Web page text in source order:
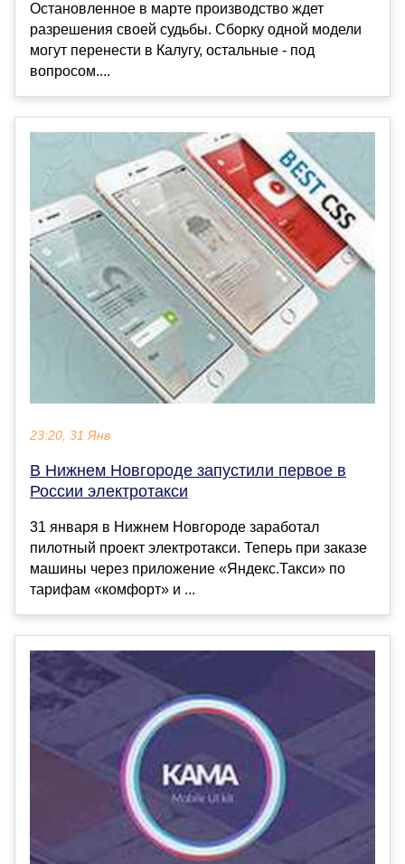
Остановленное в марте производство ждет
разрешения своей судьбы. Сборку одной модели
могут перенести в Калугу, остальные - под
вопросом....
23:20, 31 Янв
В Нижнем Новгороде запустили первое в
России электротакси
31 января в Нижнем Новгороде заработал
пилотный проект электротакси. Теперь при заказе
машины через приложение «Яндекс.Такси» по
тарифам «комфорт» и ...